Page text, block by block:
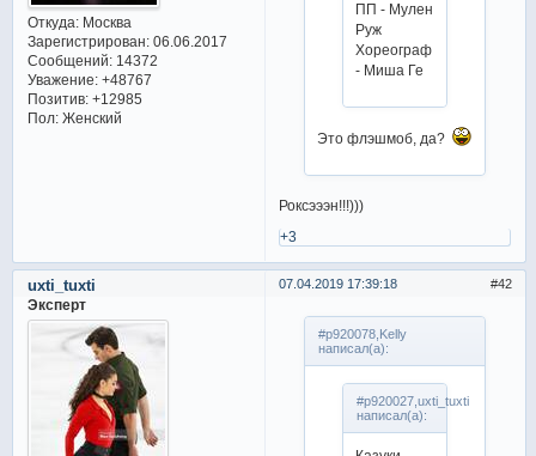
Откуда:Москва
Зарегистрирован: 06.06.2017
Сообщений:14372
Уважение: +48767
Позитив: +12985
Пол:Женский
ПП - Мулен
Руж
Хореограф
- Миша Ге
Это флэшмоб, да?
Роксэээн!!!)))
+3
42
07.04.2019 17:39:18
uxti_tuxti
Эксперт
#p920078,Kelly
написал(а):
#p920027,uxti_tuxti
написал(а):